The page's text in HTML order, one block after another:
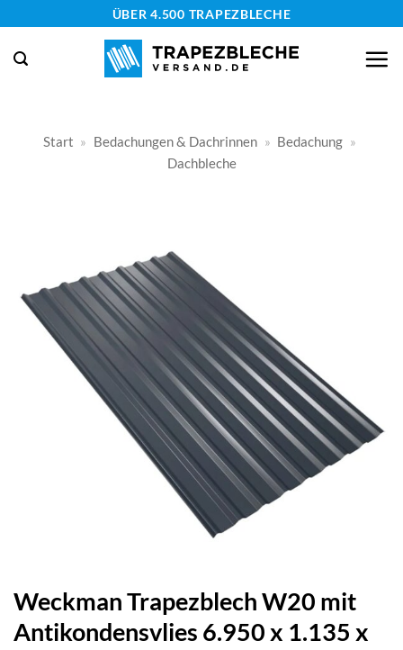
springen
ÜBER 4.500 TRAPEZBLECHE
Start » Bedachungen & Dachrinnen » Bedachung »
Dachbleche
Weckman Trapezblech W20 mit
Antikondensvlies 6.950 x 1.135 x